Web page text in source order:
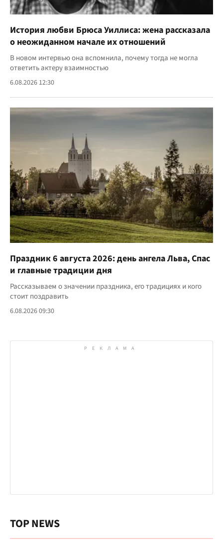
История любви Брюса Уиллиса: жена рассказала
о неожиданном начале их отношений
В новом интервью она вспомнила, почему тогда не могла
ответить актеру взаимностью
6.08.2026 12:30
Праздник 6 августа 2026: день ангела Льва, Спас
и главные традиции дня
Рассказываем о значении праздника, его традициях и кого
стоит поздравить
6.08.2026 09:30
TOP NEWS